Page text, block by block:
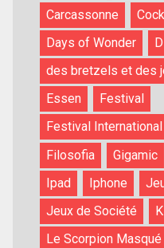
Carcassonne
Days of Wonder
des bretzels et des
Essen
Festival
Festival
Filosofia
Gigamic
Ipad
Iphone
Jeux de Société
Le Scorpion Masqué